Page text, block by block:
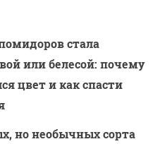
стала
или белесой: почему
цвет и как спасти
но необычных сорта